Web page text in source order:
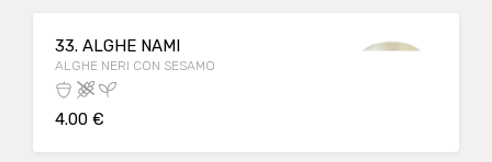
33. ALGHE NAMI
ALGHE NERI CON SESAMO
4.00 €